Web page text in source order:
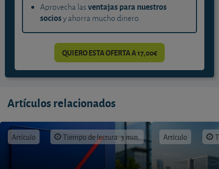
Aprovecha lasventajas para nuestros
sociosy ahorra mucho dinero.
QUIERO ESTA OFERTA A 17,00€
Artículos relacionados
Artículo Tiempo de lectura: 3 min. Artículo